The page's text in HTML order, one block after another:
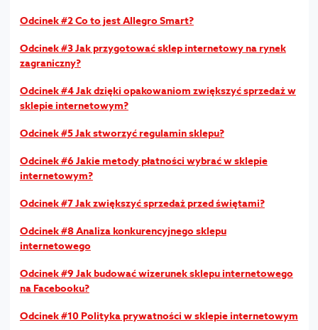
Odcinek #2 Co to jest Allegro Smart?
Odcinek #3 Jak przygotować sklep internetowy na rynek
zagraniczny?
Odcinek #4 Jak dzięki opakowaniom zwiększyć sprzedaż w
sklepie internetowym?
Odcinek #5 Jak stworzyć regulamin sklepu?
Odcinek #6 Jakie metody płatności wybrać w sklepie
internetowym?
Odcinek #7 Jak zwiększyć sprzedaż przed świętami?
Odcinek #8 Analiza konkurencyjnego sklepu
internetowego
Odcinek #9 Jak budować wizerunek sklepu internetowego
na Facebooku?
Odcinek #10 Polityka prywatności w sklepie internetowym